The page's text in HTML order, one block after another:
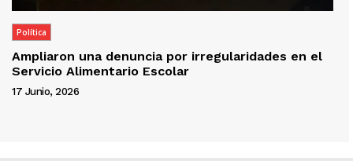
Política
Ampliaron una denuncia por irregularidades en el
Servicio Alimentario Escolar
17 Junio, 2026